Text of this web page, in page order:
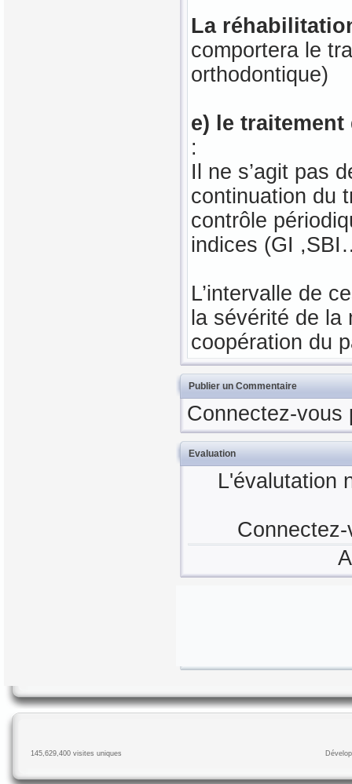
La
comportera le
orthodontique)
e) le traitement
:
Il ne s’agit pas
continuation du
contrôle
indices (GI
L’intervalle de
la sévérité de
coopération du
Publier un Commentaire
Connectez-vous
Evaluation
L'évalutation
145,629,400 visites uniques